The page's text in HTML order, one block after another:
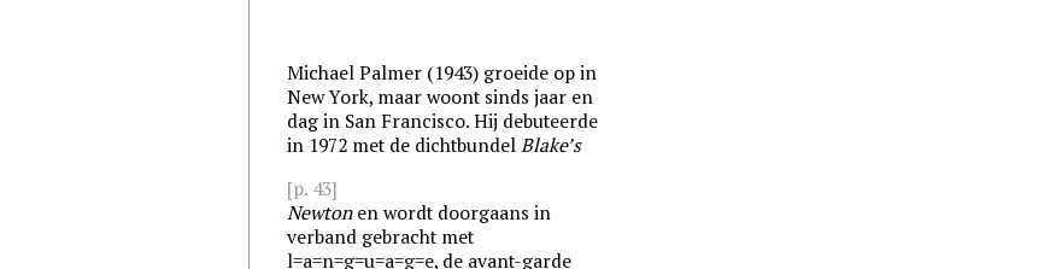
Michael Palmer (1943) groeide op in
New York, maar woont sinds jaar en
dag in San Francisco. Hij debuteerde
in 1972 met de dichtbundelBlake’s
[p. 43]
Newtonen wordt doorgaans in
verband gebracht met
l=a=n=g=u=a=g=e, de avant-garde